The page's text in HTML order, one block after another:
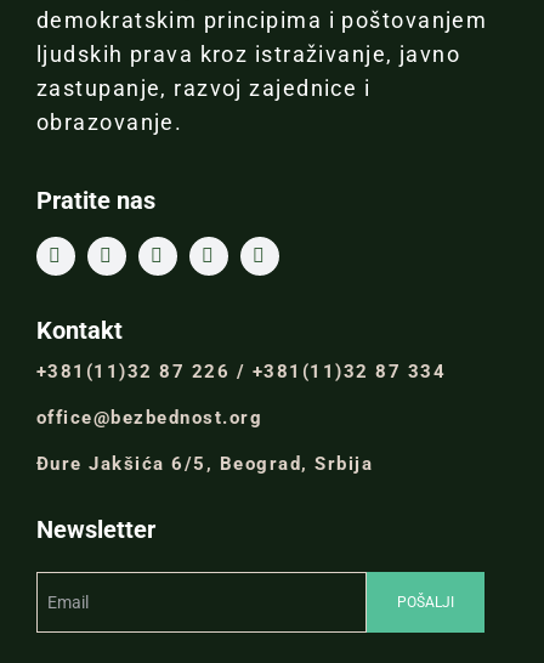
demokratskim principima i poštovanjem
ljudskih prava kroz istraživanje, javno
zastupanje, razvoj zajednice i
obrazovanje.
Pratite nas
Kontakt
+381(11)32 87 226 / +381(11)32 87 334
office@bezbednost.org
Đure Jakšića 6/5, Beograd, Srbija
Newsletter